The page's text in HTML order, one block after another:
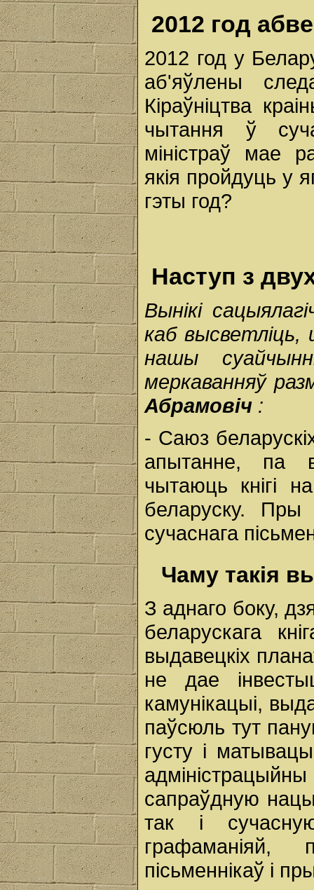
2012 год
2012 год у
аб'яўлены
Кіраўніцтва
чытання ў
міністраў мае
якія пройдуць у
гэты год?
Наступ з
Вынікі
каб
нашы
меркаванняў
Абрамовіч :
- Саюз
апытанне, па
чытаюць кнігі
беларуску.
сучаснага
Чаму такія
З аднаго боку,
беларускага
выдавецкіх
не дае
камунікацыі,
паўсюль тут
густу і
сапраўдную
так і
графаманіяй,
пісьменнікаў і